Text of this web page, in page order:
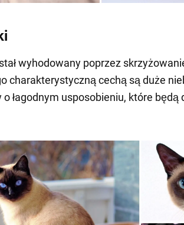
wyhodowany poprzez
charakterystyczną cechą są duże
łagodnym usposobieniu, które będą